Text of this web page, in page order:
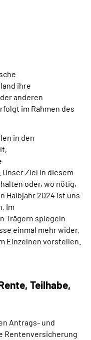
ihre
anderen
im Rahmen des
in den
Ziel in diesem
oder, wo nötig,
Halbjahr 2024 ist uns
Im
Trägern spiegeln
einmal mehr wider.
Einzelnen vorstellen.
Teilhabe,
Antrags- und
Rentenversicherung